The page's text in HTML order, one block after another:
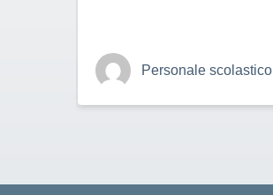
Personale scolastico